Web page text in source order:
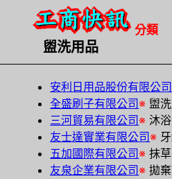
分類
盥洗用品
安利日用品股份有限公司
全盛刷子有限公司 ※ 盥
三河貿易有限公司 ※沐
友士達實業有限公司 ※
五加國際有限公司 ※抹
友泉企業有限公司 ※拋